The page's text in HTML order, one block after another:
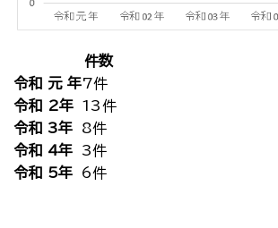
件数
令和 元 年7件
令和 2年
13件
令和 3年
8件
令和 4年
3件
令和 5年
6件